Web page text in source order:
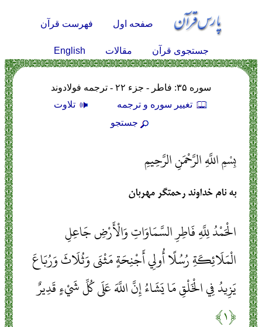
صفحه اول فهرست قرآن
جستجوی قرآن مقالات English
سوره ۳۵: فاطر - جزء ۲۲ - ترجمه فولادوند
تغيير سوره و ترجمه
تلاوت
جستجو
بِسْمِ اللَّهِ الرَّحْمَنِ الرَّحِيمِ
به نام خداوند رحمتگر مهربان
الْحَمْدُ لِلَّهِ فَاطِرِ السَّمَاوَاتِ وَالْأَرْضِ جَاعِلِ
الْمَلَائِكَةِ رُسُلًا أُولِي أَجْنِحَةٍ مَثْنَى وَثُلَاثَ وَرُبَاعَ
يَزِيدُ فِي الْخَلْقِ مَا يَشَاءُ إِنَّ اللَّهَ عَلَى كُلِّ شَيْءٍ قَدِيرٌ
﴿۱﴾